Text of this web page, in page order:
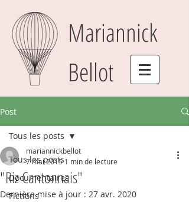
Mariannick
Bellot
Post
Tous les posts
Documentaires
Fictions
Tous les posts
"Riz Cantonnais"
mariannickbellot
7 mai 2015 1 min de lecture
Dernière mise à jour : 27 avr. 2020